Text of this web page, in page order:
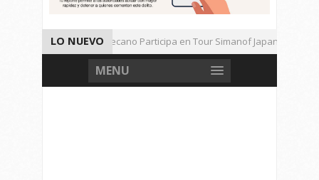
LO NUEVO
Universitario Zacatecano Participa en Tour Simanof Japan 2026
Implementa SAMA Estrategia de Reciclaje con Empresa PetStar
MENU